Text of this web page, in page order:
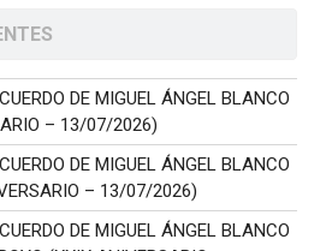
DE MIGUEL ÁNGEL BLANCO
– 13/07/2026)
DE MIGUEL ÁNGEL BLANCO
– 13/07/2026)
DE MIGUEL ÁNGEL BLANCO